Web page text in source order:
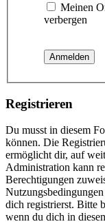
Meinen
verbergen
Registrieren
Du musst in diesem
können. Die
ermöglicht dir, auf
Administration kann
Berechtigungen
dich registrierst. Bitte
wenn du dich in